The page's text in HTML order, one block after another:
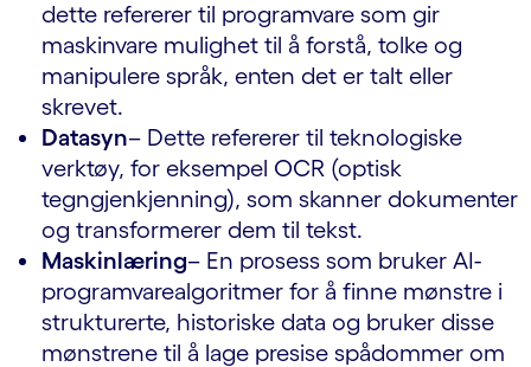
dette refererer til programvare som gir
maskinvare mulighet til å forstå, tolke og
manipulere språk, enten det er talt eller
skrevet.
Datasyn– Dette refererer til teknologiske
verktøy, for eksempel OCR (optisk
tegngjenkjenning), som skanner dokumenter
og transformerer dem til tekst.
Maskinlæring– En prosess som bruker AI-
programvarealgoritmer for å finne mønstre i
strukturerte, historiske data og bruker disse
mønstrene til å lage presise spådommer om